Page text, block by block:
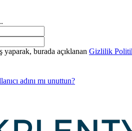
yaparak, burada açıklanan Gizlilik
adını mı unuttun?